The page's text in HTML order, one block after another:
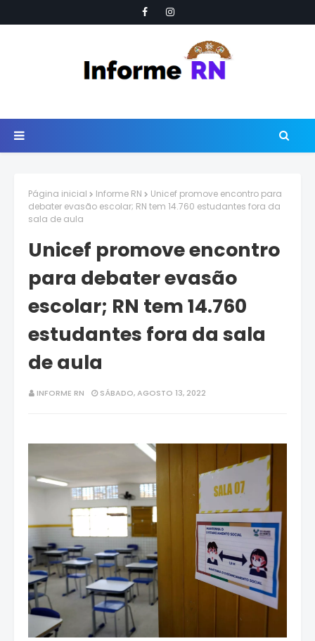
Página inicial Informe RN
Unicef promove encontro para
debater evasão escolar; RN tem 14.760 estudantes fora da
sala de aula
Unicef promove encontro
para debater evasão
escolar; RN tem 14.760
estudantes fora da sala
de aula
INFORME RN SÁBADO, AGOSTO 13, 2022